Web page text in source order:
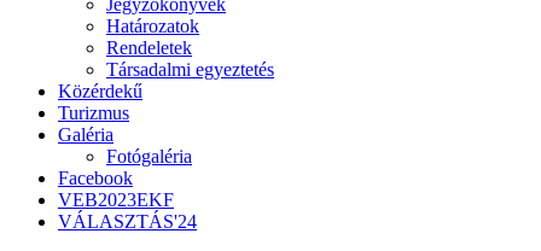
Jegyzőkönyvek
Határozatok
Rendeletek
Társadalmi egyeztetés
Közérdekű
Turizmus
Galéria
Fotógaléria
Facebook
VEB2023EKF
VÁLASZTÁS'24